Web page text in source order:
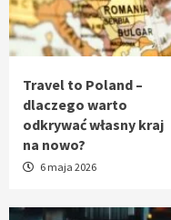
Travel to Poland –
dlaczego warto
odkrywać własny kraj
na nowo?
6 maja 2026